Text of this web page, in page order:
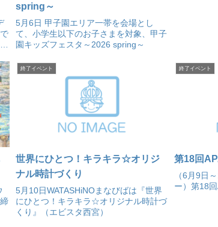
spring～
5月6日 甲子園エリア一帯を会場とし
て、小学生以下のお子さまを対象、甲子
園キッズフェスタ～2026 spring～
終了イベント
世界にひとつ！キラキラ☆オリジ
ナル時計づくり
5月10日WATASHiNOまなびばは『世界
にひとつ！キラキラ☆オリジナル時計づ
くり』（エビスタ西宮）
終了イベント
第18回
（6月9日
ー）第18